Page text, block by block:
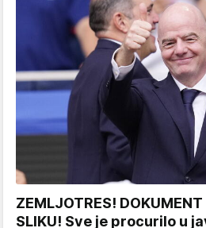
ZEMLJOTRES!
SLIKU! Sve je procurilo u